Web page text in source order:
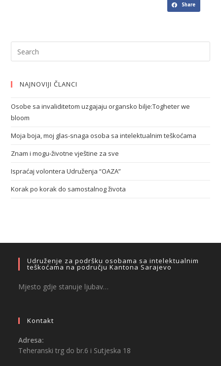
Share
NAJNOVIJI ČLANCI
Osobe sa invaliditetom uzgajaju organsko bilje:Togheter we
bloom
Moja boja, moj glas-snaga osoba sa intelektualnim teškoćama
Znam i mogu-životne vještine za sve
Ispraćaj volontera Udruženja “OAZA”
Korak po korak do samostalnog života
Udruženje za podršku osobama sa intelektualnim
teškoćama na području Kantona Sarajevo
Mjesto gdje stanuje ljubav…
Kontakt
Adresa:
Teheranski trg do br.6 i Sutjeska 18